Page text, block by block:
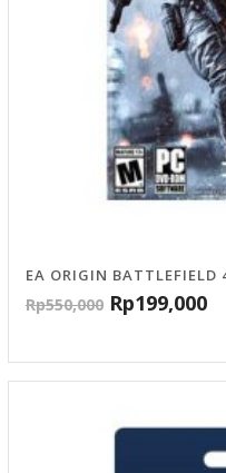
EA ORIGIN BATTLEFIELD
Rp550,000 Rp199,000